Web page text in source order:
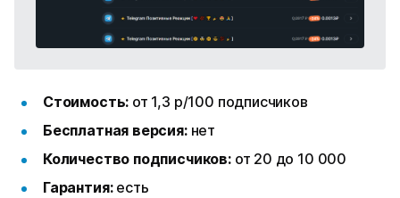
Стоимость: от 1,3 р/100 подписчиков
Бесплатная версия:нет
Количество подписчиков:от 20 до 10 000
Гарантия:есть